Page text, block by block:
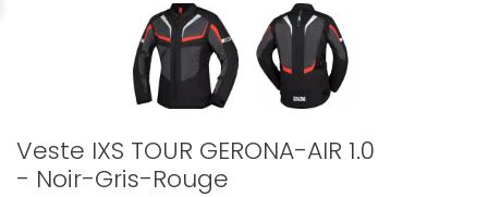
Veste IXS TOUR GERONA-AIR 1.0
- Noir-Gris-Rouge